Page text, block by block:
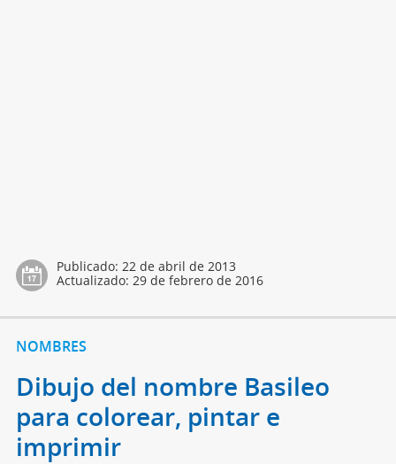
Publicado: 22 de abril de 2013
Actualizado: 29 de febrero de 2016
NOMBRES
Dibujo del nombre Basileo
para colorear, pintar e
imprimir